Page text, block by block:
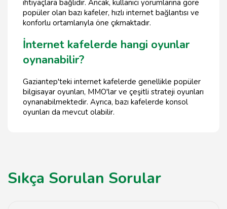
ihtiyaçlara bağlıdır. Ancak, kullanıcı yorumlarına göre
popüler olan bazı kafeler, hızlı internet bağlantısı ve
konforlu ortamlarıyla öne çıkmaktadır.
İnternet kafelerde hangi oyunlar
oynanabilir?
Gaziantep'teki internet kafelerde genellikle popüler
bilgisayar oyunları, MMO'lar ve çeşitli strateji oyunları
oynanabilmektedir. Ayrıca, bazı kafelerde konsol
oyunları da mevcut olabilir.
Sıkça Sorulan Sorular